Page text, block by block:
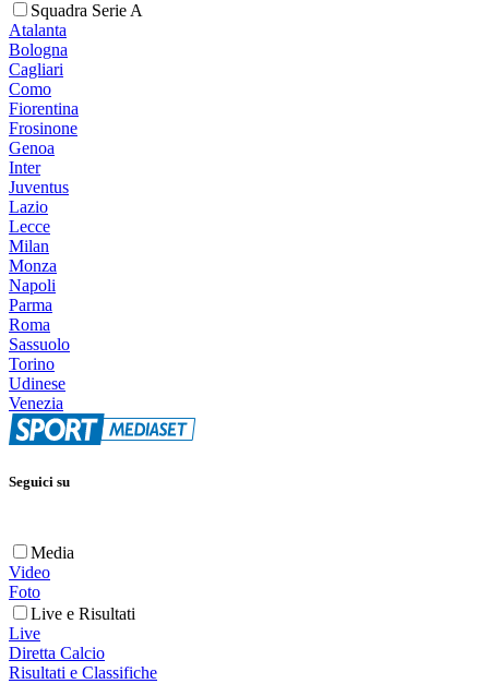
Squadra Serie A
Atalanta
Bologna
Cagliari
Como
Fiorentina
Frosinone
Genoa
Inter
Juventus
Lazio
Lecce
Milan
Monza
Napoli
Parma
Roma
Sassuolo
Torino
Udinese
Venezia
Seguici su
Media
Video
Foto
Live e Risultati
Live
Diretta Calcio
Risultati e Classifiche